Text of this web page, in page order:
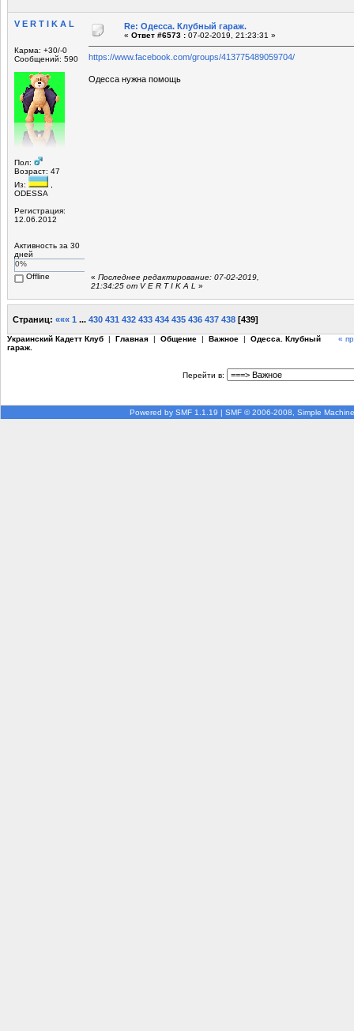
V E R T I K A L
Карма: +30/-0
Сообщений: 590
Пол:
Возраст: 47
Из:
ODESSA
Регистрация:
12.06.2012
Активность за 30
дней
0%
Offline
Re: Одесса. Клубный гараж.
« Ответ #6573 : 07-02-2019, 21:23:31 »
https://www.facebook.com/groups/413775489059704/
Одесса нужна помощь
« Последнее редактирование: 07-02-2019,
21:34:25 от V E R T I K A L »
Страниц: ««« 1 ... 430 431 432 433 434 435 436 437 438 [439]
Украинский Кадетт Клуб | Главная | Общение | Важное | Одесса. Клубный
гараж.
«
Перейти в:
Powered by SMF 1.1.19 | SMF © 2006-2008, Simple